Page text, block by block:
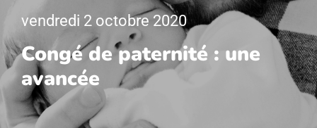
vendredi 2 octobre 2020
Congé de paternité : une
avancée